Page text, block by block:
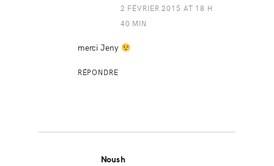
2 FÉVRIER 2015 AT 18 H
40 MIN
merci Jeny
RÉPONDRE
Noush